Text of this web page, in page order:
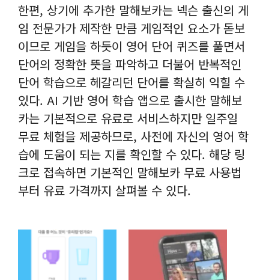
한편, 상기에 추가한 말해보카는 넥슨 출신의 게
임 전문가가 제작한 만큼 게임적인 요소가 돋보
이므로 게임을 하듯이 영어 단어 퀴즈를 풀면서
단어의 정확한 뜻을 파악하고 더불어 반복적인
단어 학습으로 헤갈리던 단어를 확실히 익힐 수
있다. AI 기반 영어 학습 앱으로 출시한 말해보
카는 기본적으로 유료로 서비스하지만 일주일
무료 체험을 제공하므로, 사전에 자신의 영어 학
습에 도움이 되는 지를 확인할 수 있다. 해당 링
크로 접속하면 기본적인 말해보카 무료 사용법
부터 유료 가격까지 살펴볼 수 있다.